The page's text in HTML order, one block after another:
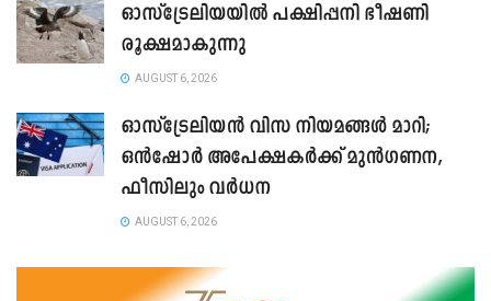
ഓസ്ട്രേലിയയിൽ പക്ഷിപ്പനി ഭീഷണി
രൂക്ഷമാകുന്നു
AUGUST 6, 2026
ഓസ്‌ട്രേലിയൻ വിസ നിയമങ്ങൾ മാറി;
ഒൻഷോർ അപേക്ഷകർക്ക് മുൻഗണന,
ഫീസിലും വർധന
AUGUST 6, 2026